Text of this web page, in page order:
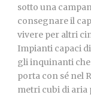
sotto una
consegnare il
vivere per altri
Impianti capaci
gli inquinanti
porta con sé nel
metri cubi di aria